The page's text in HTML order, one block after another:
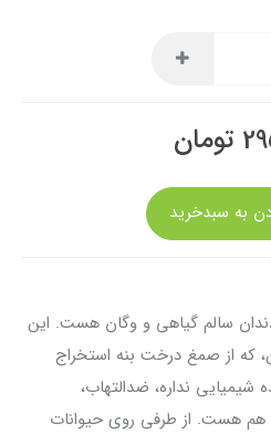
تومان
سالم گیاهی و وگان هست. این
که از صمغ درخت بنه استخراج
شیمیایی نداره، ضدالتهاب،
هست. از طرفی روی حیوانات